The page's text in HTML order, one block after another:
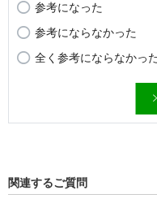
参考になった
参考にならなかった
全く参考にならなかっ
関連するご質問